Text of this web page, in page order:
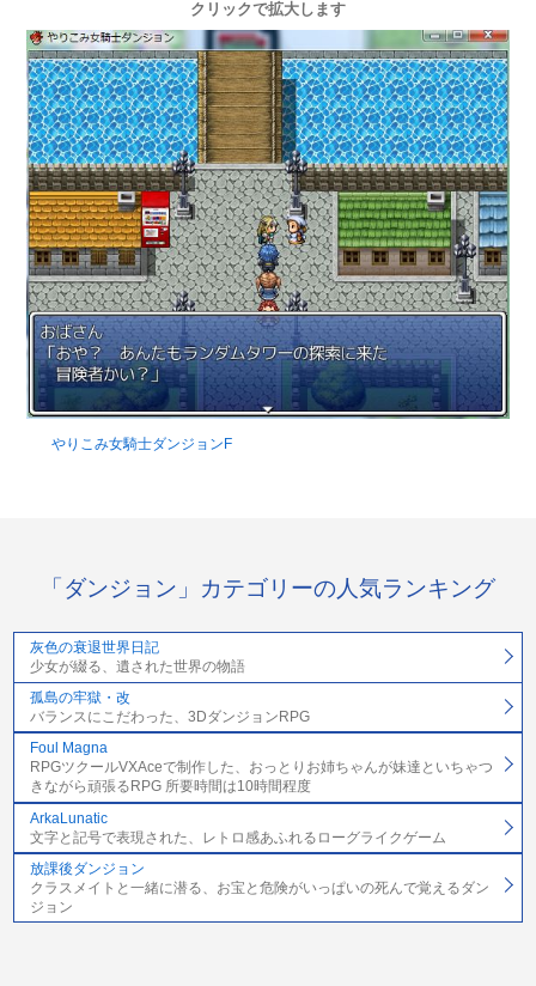
クリックで拡大します
やりこみ女騎士ダンジョンF
「ダンジョン」カテゴリーの人気ランキング
灰色の衰退世界日記
少女が綴る、遺された世界の物語
孤島の牢獄・改
バランスにこだわった、3DダンジョンRPG
Foul Magna
RPGツクールVXAceで制作した、おっとりお姉ちゃんが妹達といちゃつ
きながら頑張るRPG 所要時間は10時間程度
ArkaLunatic
文字と記号で表現された、レトロ感あふれるローグライクゲーム
放課後ダンジョン
クラスメイトと一緒に潜る、お宝と危険がいっぱいの死んで覚えるダン
ジョン